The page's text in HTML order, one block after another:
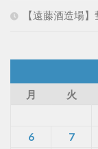
【遠藤酒造場
月
火
6
7